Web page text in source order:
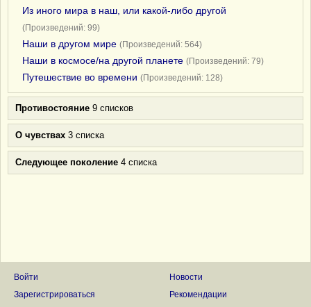
Из иного мира в наш, или какой-либо другой
(Произведений: 99)
Наши в другом мире (Произведений: 564)
Наши в космосе/на другой планете (Произведений: 79)
Путешествие во времени (Произведений: 128)
Противостояние 9 списков
О чувствах 3 списка
Следующее поколение 4 списка
Войти
Зарегистрироваться
Новости
Рекомендации